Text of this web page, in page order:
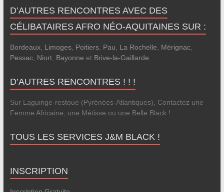
D’AUTRES RENCONTRES AVEC DES
CÉLIBATAIRES AFRO NÉO-AQUITAINES SUR :
Bordeaux, Limoges, Poitiers, Pau La Rochelle Mérignac,
Pessac, Niort, Bayonne et Brive-la-Gaillarde
D’AUTRES RENCONTRES ! ! !
Sur Laguinge-restoue (Pyrénées-Atlantiques), Contactez une
Femme Africaine, une Métisse ou une Belle Black !
TOUS LES SERVICES J&M BLACK !
INSCRIPTION